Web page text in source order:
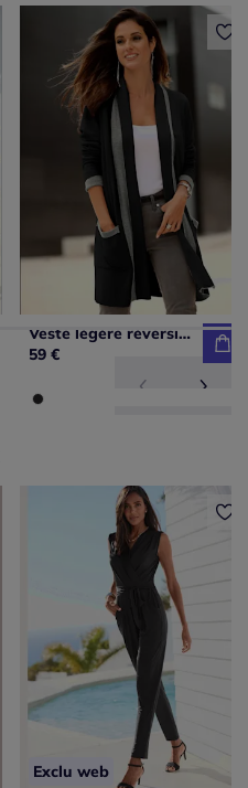
Veste légère réversible col châle avec poches plaquées
59 €
Exclu web